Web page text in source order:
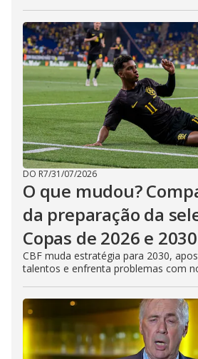
DO R7/31/07/2026
O que mudou?
da preparação da
Copas de 2026 e 2030
CBF muda estratégia para 2030,
talentos e enfrenta problemas com